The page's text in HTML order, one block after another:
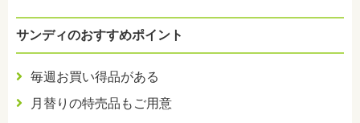
サンディのおすすめポイント
毎週お買い得品がある
月替りの特売品もご用意